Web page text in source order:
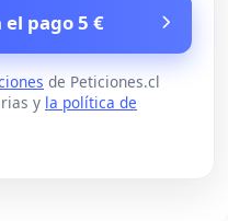
pago 5 €
de Peticiones.cl
y la política de